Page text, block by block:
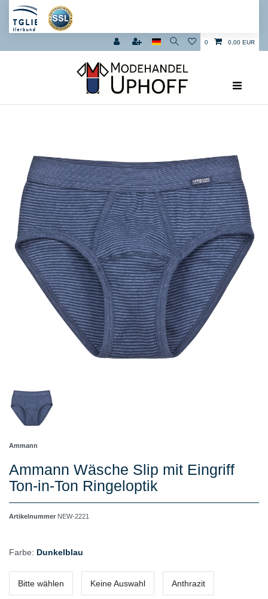
0 0,00 EUR
Ammann
Ammann Wäsche Slip mit Eingriff
Ton-in-Ton Ringeloptik
Artikelnummer NEW-2221
Farbe: Dunkelblau
Bitte wählen Keine Auswahl Anthrazit